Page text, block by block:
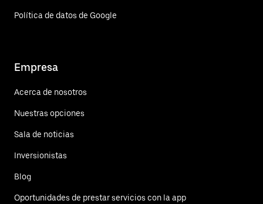
Política de datos de Google
Empresa
Acerca de nosotros
Nuestras opciones
Sala de noticias
Inversionistas
Blog
Oportunidades de prestar servicios con la app